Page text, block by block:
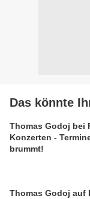
Das könnte
Thomas Godoj bei
Konzerten -
brummt!
Thomas Godoj auf